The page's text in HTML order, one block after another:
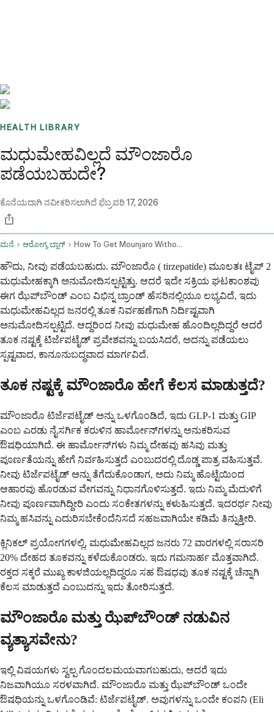
HEALTH LIBRARY
ಮಧುಮೇಹವಿಲ್ಲದೆ ಮೌಂಜಾರೊ
ಪಡೆಯಬಹುದೇ?
ಕೊನೆಯದಾಗಿ ನವೀಕರಿಸಲಾಗಿದೆಫೆಬ್ರವರಿ 17, 2026
ಮನೆ ಆರೋಗ್ಯ ಬ್ಲಾಗ್ How To Get Mounjaro Without Diabetes
ಹೌದು, ನೀವು ಪಡೆಯಬಹುದು. ಮೌಂಜಾರೊ ( tirzepatide) ಮೂಲತಃ ಟೈಪ್ 2
ಮಧುಮೇಹಕ್ಕಾಗಿ ಅನುಮೋದಿಸಲ್ಪಟ್ಟಿತ್ತು. ಆದರೆ ಇದೇ ಸಕ್ರಿಯ ಘಟಕಾಂಶವು
ಈಗ ಝೆಪ್‌ಬೌಂಡ್ ಎಂಬ ವಿಭಿನ್ನ ಬ್ರಾಂಡ್ ಹೆಸರಿನಲ್ಲಿಯೂ ಲಭ್ಯವಿದೆ, ಇದು
ಮಧುಮೇಹವಿಲ್ಲದ ಜನರಲ್ಲಿ ತೂಕ ನಿರ್ವಹಣೆಗಾಗಿ ನಿರ್ದಿಷ್ಟವಾಗಿ
ಅನುಮೋದಿಸಲ್ಪಟ್ಟಿದೆ. ಆದ್ದರಿಂದ ನೀವು ಮಧುಮೇಹ ಹೊಂದಿಲ್ಲದಿದ್ದರೆ ಆದರೆ
ತೂಕ ನಷ್ಟಕ್ಕೆ ಟಿರ್ಜೆಪಟೈಡ್ ಪ್ರವೇಶವನ್ನು ಬಯಸಿದರೆ, ಅದನ್ನು ಪಡೆಯಲು
ಸ್ಪಷ್ಟವಾದ, ಕಾನೂನುಬದ್ಧವಾದ ಮಾರ್ಗವಿದೆ.
ತೂಕ ನಷ್ಟಕ್ಕೆ ಮೌಂಜಾರೊ ಹೇಗೆ ಕೆಲಸ ಮಾಡುತ್ತದೆ?
ಮೌಂಜಾರೊ ಟಿರ್ಜೆಪಟೈಡ್ ಅನ್ನು ಒಳಗೊಂಡಿದೆ, ಇದು GLP-1 ಮತ್ತು GIP
ಎಂಬ ಎರಡು ನೈಸರ್ಗಿಕ ಕರುಳಿನ ಹಾರ್ಮೋನ್‌ಗಳನ್ನು ಅನುಕರಿಸುವ
ಔಷಧಿಯಾಗಿದೆ. ಈ ಹಾರ್ಮೋನ್‌ಗಳು ನಿಮ್ಮ ದೇಹವು ಹಸಿವು ಮತ್ತು
ಪೂರ್ಣತೆಯನ್ನು ಹೇಗೆ ನಿರ್ವಹಿಸುತ್ತದೆ ಎಂಬುದರಲ್ಲಿ ದೊಡ್ಡ ಪಾತ್ರ ವಹಿಸುತ್ತವೆ.
ನೀವು ಟಿರ್ಜೆಪಟೈಡ್ ಅನ್ನು ತೆಗೆದುಕೊಂಡಾಗ, ಅದು ನಿಮ್ಮ ಹೊಟ್ಟೆಯಿಂದ
ಆಹಾರವು ಹೊರಡುವ ವೇಗವನ್ನು ನಿಧಾನಗೊಳಿಸುತ್ತದೆ. ಇದು ನಿಮ್ಮ ಮೆದುಳಿಗೆ
ನೀವು ಪೂರ್ಣವಾಗಿದ್ದೀರಿ ಎಂದು ಸಂಕೇತಗಳನ್ನು ಕಳುಹಿಸುತ್ತದೆ. ಇದರರ್ಥ ನೀವು
ನಿಮ್ಮ ಹಸಿವನ್ನು ಎದುರಿಸಬೇಕೆಂದೆನಿಸದೆ ಸಹಜವಾಗಿಯೇ ಕಡಿಮೆ ತಿನ್ನುತ್ತೀರಿ.
ಕ್ಲಿನಿಕಲ್ ಪ್ರಯೋಗಗಳಲ್ಲಿ, ಮಧುಮೇಹವಿಲ್ಲದ ಜನರು 72 ವಾರಗಳಲ್ಲಿ ಸರಾಸರಿ
20% ದೇಹದ ತೂಕವನ್ನು ಕಳೆದುಕೊಂಡರು. ಇದು ಗಮನಾರ್ಹ ಮೊತ್ತವಾಗಿದೆ.
ರಕ್ತದ ಸಕ್ಕರೆ ಮುಖ್ಯ ಕಾಳಜಿಯಲ್ಲದಿದ್ದರೂ ಸಹ ಔಷಧವು ತೂಕ ನಷ್ಟಕ್ಕೆ ಚೆನ್ನಾಗಿ
ಕೆಲಸ ಮಾಡುತ್ತದೆ ಎಂಬುದನ್ನು ಇದು ತೋರಿಸುತ್ತದೆ.
ಮೌಂಜಾರೊ ಮತ್ತು ಝೆಪ್‌ಬೌಂಡ್ ನಡುವಿನ
ವ್ಯತ್ಯಾಸವೇನು?
ಇಲ್ಲಿ ವಿಷಯಗಳು ಸ್ವಲ್ಪ ಗೊಂದಲಮಯವಾಗಬಹುದು, ಆದರೆ ಇದು
ನಿಜವಾಗಿಯೂ ಸರಳವಾಗಿದೆ. ಮೌಂಜಾರೊ ಮತ್ತು ಝೆಪ್‌ಬೌಂಡ್ ಒಂದೇ
ಔಷಧಿಯನ್ನು ಒಳಗೊಂಡಿವೆ: ಟಿರ್ಜೆಪಟೈಡ್. ಅವುಗಳನ್ನು ಒಂದೇ ಕಂಪನಿ (Eli